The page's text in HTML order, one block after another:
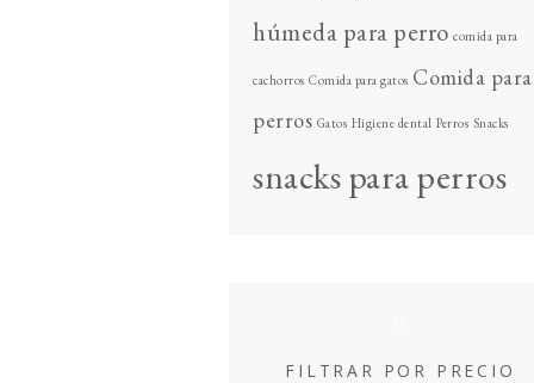
húmeda para perro comida para
cachorros Comida para gatos Comida para
perros Gatos Higiene dental Perros Snacks
snacks para perros
FILTRAR POR PRECIO